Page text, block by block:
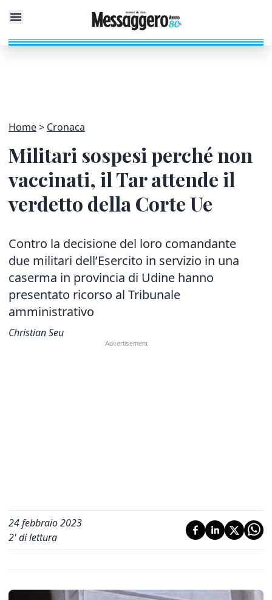
Home Cronaca
Militari sospesi perché non
vaccinati, il Tar attende il
verdetto della Corte Ue
Contro la decisione del loro comandante
due militari dell’Esercito in servizio in una
caserma in provincia di Udine hanno
presentato ricorso al Tribunale
amministrativo
Christian Seu
24 febbraio 2023
2' di lettura